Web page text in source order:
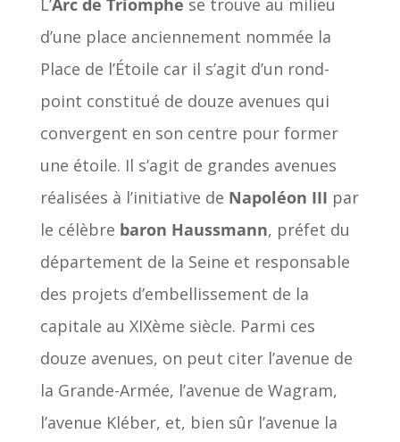
L’Arc de Triomphe se trouve au milieu
d’une place anciennement nommée la
Place de l’Étoile car il s’agit d’un rond-
point constitué de douze avenues qui
convergent en son centre pour former
une étoile. Il s’agit de grandes avenues
réalisées à l’initiative de Napoléon III par
le célèbre baron Haussmann, préfet du
département de la Seine et responsable
des projets d’embellissement de la
capitale au XIXème siècle. Parmi ces
douze avenues, on peut citer l’avenue de
la Grande-Armée, l’avenue de Wagram,
l’avenue Kléber, et, bien sûr l’avenue la